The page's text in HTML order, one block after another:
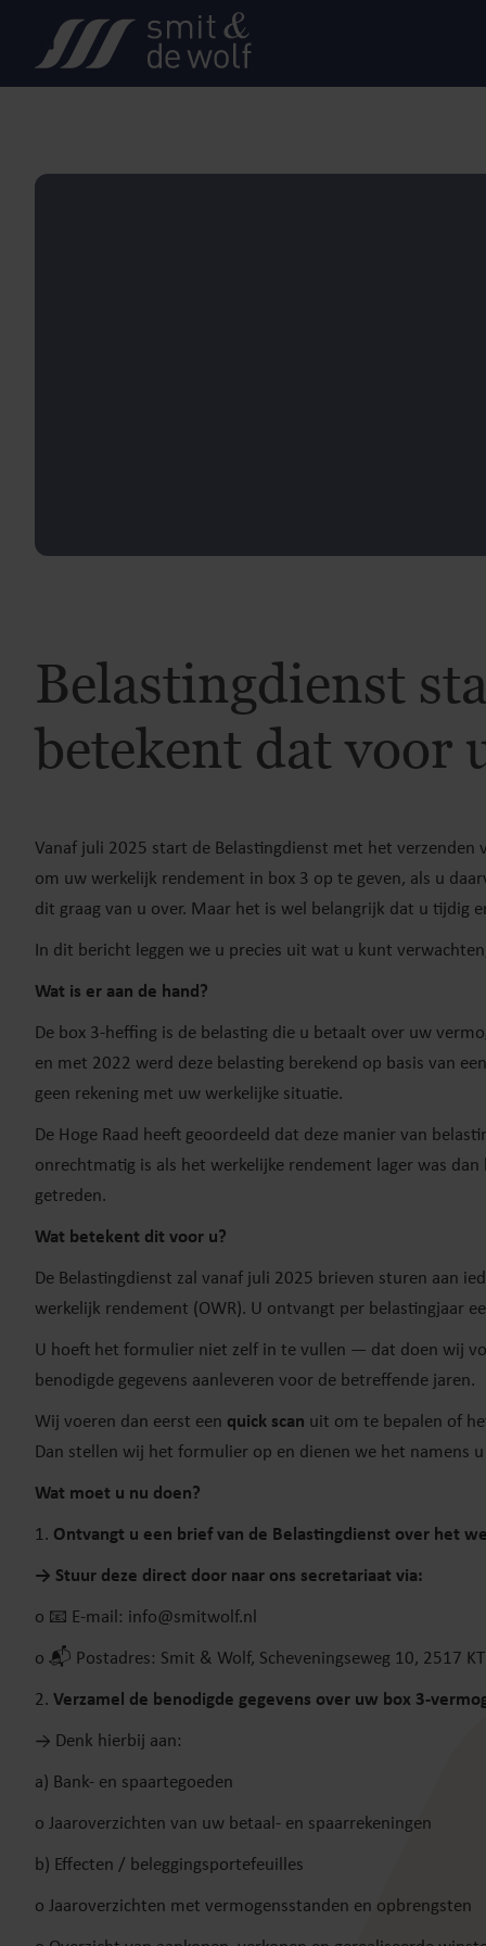
Belastingdienst
betekent dat voor
Vanaf juli 2025 start de Belastingdienst met het
om uw werkelijk rendement in box 3 op te geven, als u
dit graag van u over. Maar het is wel belangrijk dat u tijdig
In dit bericht leggen we u precies uit wat u kunt
Wat is er aan de hand?
De box 3-heffing is de belasting die u betaalt over uw
en met 2022 werd deze belasting berekend op basis van
geen rekening met uw werkelijke situatie.
De Hoge Raad heeft geoordeeld dat deze manier van
onrechtmatig is als het werkelijke rendement lager was
getreden.
Wat betekent dit voor u?
De Belastingdienst zal vanaf juli 2025 brieven sturen aan
werkelijk rendement (OWR). U ontvangt per belastingjaar
U hoeft het formulier niet zelf in te vullen — dat doen wij
benodigde gegevens aanleveren voor de betreffende jaren.
Wij voeren dan eerst een quick scan uit om te bepalen of
Dan stellen wij het formulier op en dienen we het namens
Wat moet u nu doen?
1. Ontvangt u een brief van de Belastingdienst over het
→ Stuur deze direct door naar ons secretariaat via:
o 📧 E-mail: info@smitwolf.nl
o 📬 Postadres: Smit & Wolf, Scheveningseweg 10, 2517 KT
2. Verzamel de benodigde gegevens over uw box 3-
→ Denk hierbij aan:
a) Bank- en spaartegoeden
o Jaaroverzichten van uw betaal- en spaarrekeningen
b) Effecten / beleggingsportefeuilles
o Jaaroverzichten met vermogensstanden en opbrengsten